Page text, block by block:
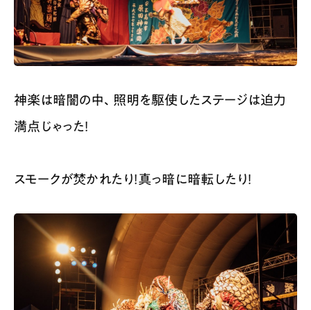
神楽は暗闇の中、照明を駆使したステージは迫力
満点じゃった！
スモークが焚かれたり！真っ暗に暗転したり！